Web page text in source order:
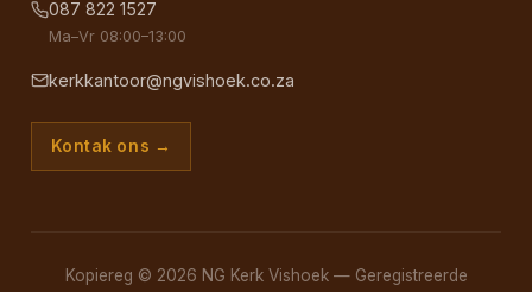
087 822 1527
Ma–Vr 08:00–13:00
kerkkantoor@ngvishoek.co.za
Kontak ons →
Kopiereg © 2026 NG Kerk Vishoek — Geregistreerde